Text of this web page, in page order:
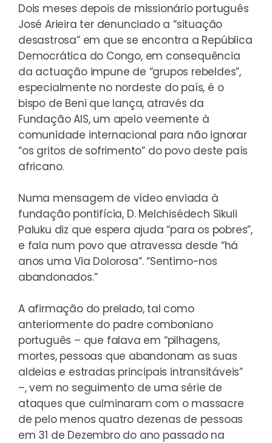
Dois meses depois de missionário português
José Arieira ter denunciado a “situação
desastrosa” em que se encontra a República
Democrática do Congo, em consequência
da actuação impune de “grupos rebeldes”,
especialmente no nordeste do país, é o
bispo de Beni que lança, através da
Fundação AIS, um apelo veemente à
comunidade internacional para não ignorar
“os gritos de sofrimento” do povo deste país
africano.
Numa mensagem de vídeoenviada à
fundação pontifícia, D. Melchisédech Sikuli
Paluku diz que espera ajuda “para os pobres”,
e fala num povo que atravessa desde “há
anos uma Via Dolorosa”. “Sentimo-nos
abandonados.”
A afirmação do prelado, tal como
anteriormente do padre comboniano
português – que falava em “pilhagens,
mortes, pessoas que abandonam as suas
aldeias e estradas principais intransitáveis”
–, vem no seguimento de uma série de
ataques que culminaram com o massacre
de pelo menos quatro dezenas de pessoas
em 31 de Dezembro do ano passado na